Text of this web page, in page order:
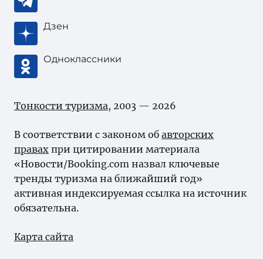
Дзен
Одноклассники
Тонкости туризма, 2003 — 2026
В соответствии с законом об авторских
правах при цитировании материала
«Новости/Booking.com назвал ключевые
тренды туризма на ближайший год»
активная индексируемая ссылка на источник
обязательна.
Карта сайта